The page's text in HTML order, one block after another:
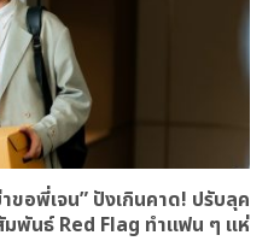
ขอพี่เจน” ปังเกินคาด! ปรับลุค
มพันธ์ Red Flag ทำแฟน ๆ แห่